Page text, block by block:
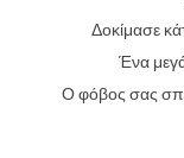
Δοκίμασε
Ένα
Ο φόβος σας